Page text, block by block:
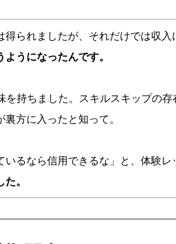
得られましたが、それだけでは収入
うになったんです。
を持ちました。スキルスキップの
方に入ったと知って。
いるなら信用できるな」と、体験レ
。